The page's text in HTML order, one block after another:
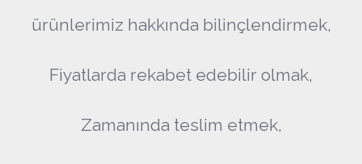
ürünlerimiz hakkında bilinçlendirmek,
Fiyatlarda rekabet edebilir olmak,
Zamanında teslim etmek,